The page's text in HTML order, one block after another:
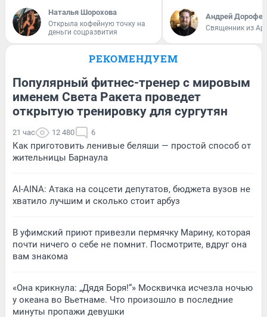
Наталья Шорохова
Открыла кофейную точку на
деньги соцразвития
Андрей
Священник из
РЕКОМЕНДУЕМ
Популярный фитнес-тренер с мировым
именем Света Ракета проведет
открытую тренировку для сургутян
21 час 12 480 6
Как приготовить ленивые беляши — простой способ от
жительницы Барнаула
AI-AINA: Атака на соцсети депутатов, бюджета вузов не
хватило лучшим и сколько стоит арбуз
В уфимский приют привезли пермячку Марину, которая
почти ничего о себе не помнит. Посмотрите, вдруг она
вам знакома
«Она крикнула: „Дядя Боря!“» Москвичка исчезла ночью
у океана во Вьетнаме. Что произошло в последние
минуты пропажи девушки